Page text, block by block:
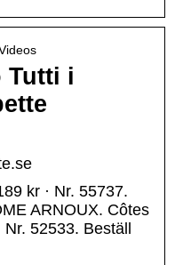
Tutti i
kr · Nr. 55737.
ARNOUX. Côtes
52533. Beställ